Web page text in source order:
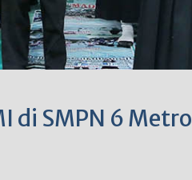
di SMPN 6 Metro